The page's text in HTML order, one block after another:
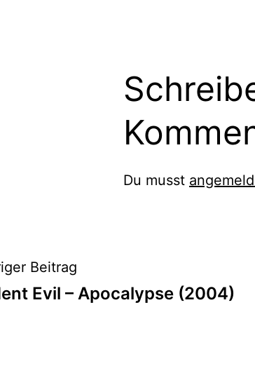
Du musst
Beitrag
Evil – Apocalypse (2004)